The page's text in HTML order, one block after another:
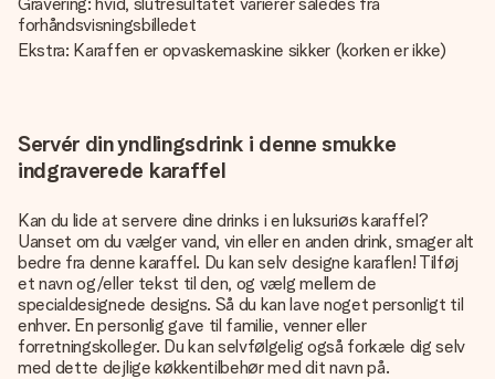
forhåndsvisningsbilledet
Ekstra: Karaffen er opvaskemaskine sikker (korken er ikke)
Servér din yndlingsdrink i denne smukke
indgraverede karaffel
Kan du lide at servere dine drinks i en luksuriøs karaffel?
Uanset om du vælger vand, vin eller en anden drink, smager alt
bedre fra denne karaffel. Du kan selv designe karaflen! Tilføj
et navn og/eller tekst til den, og vælg mellem de
specialdesignede designs. Så du kan lave noget personligt til
enhver. En personlig gave til familie, venner eller
forretningskolleger. Du kan selvfølgelig også forkæle dig selv
med dette dejlige køkkentilbehør med dit navn på.